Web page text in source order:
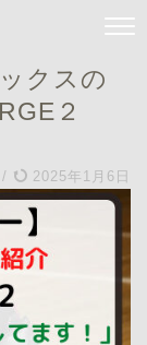
クスの
２
/ 2025年1月6日